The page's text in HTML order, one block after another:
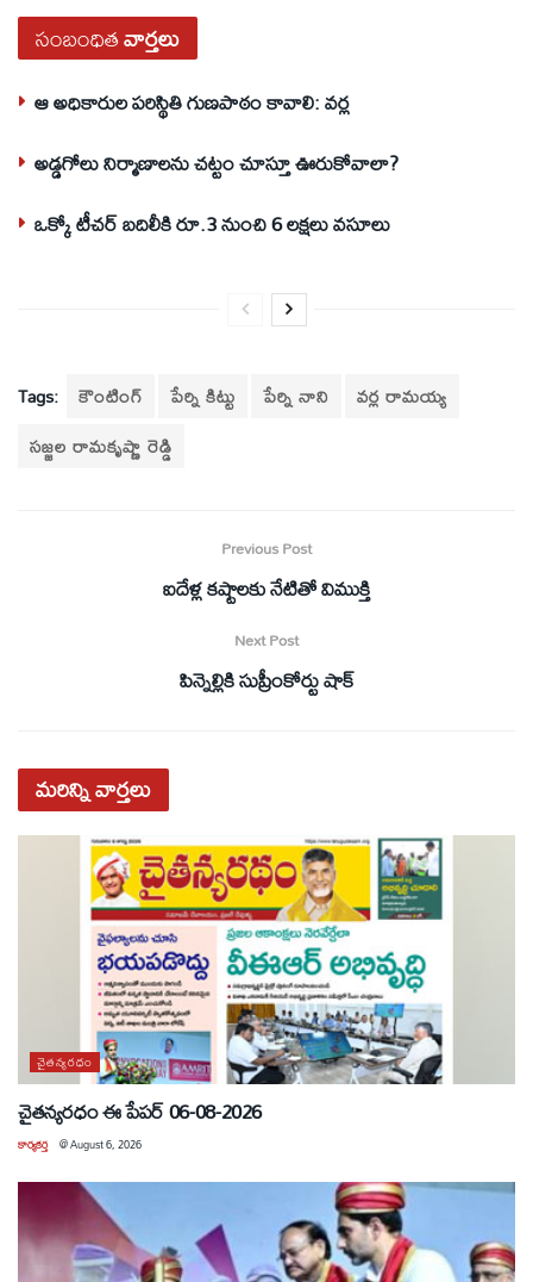
సంబంధితవార్తలు
ఆ అధికారుల పరిస్థితి గుణపాఠం కావాలి: వర్ల
అడ్డగోలు నిర్మాణాలను చట్టం చూస్తూ ఊరుకోవాలా?
ఒక్కో టీచర్‌ బదిలీకి రూ.3 నుంచి 6 లక్షలు వసూలు
Tags: కౌంటింగ్‌ పేర్ని కిట్టు పేర్ని నాని
వర్ల రామయ్య
సజ్జల రామకృష్ణా రెడ్డి
Previous Post
ఐదేళ్ల కష్టాలకు నేటితో విముక్తి
Next Post
పిన్నెల్లికి సుప్రీంకోర్టు షాక్‌
మరిన్నివార్తలు
చైతన్యరధం
చైతన్యరధం ఈ పేపర్ 06-08-2026
కార్యకర్త @August 6, 2026